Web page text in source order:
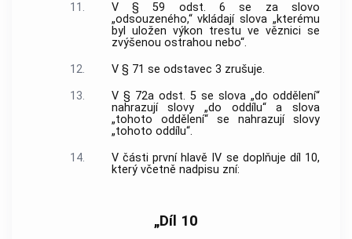
11.
V § 59 odst. 6 se za slovo
„odsouzeného,“ vkládají slova „kterému
byl uložen výkon trestu ve věznici se
zvýšenou ostrahou nebo“.
12.
V § 71 se odstavec 3 zrušuje.
13.
V § 72a odst. 5 se slova „do oddělení“
nahrazují slovy „do oddílu“ a slova
„tohoto oddělení“ se nahrazují slovy
„tohoto oddílu“.
14.
V části první hlavě IV se doplňuje díl 10,
který včetně nadpisu zní:
„Díl 10